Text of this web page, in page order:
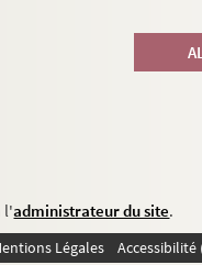
l'administrateur du site.
Légales